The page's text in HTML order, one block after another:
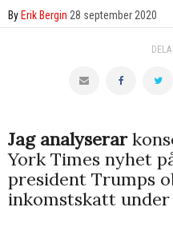
By Erik Bergin 28 september 2020
Jag analyserar
York Times nyhet
president Trumps
inkomstskatt